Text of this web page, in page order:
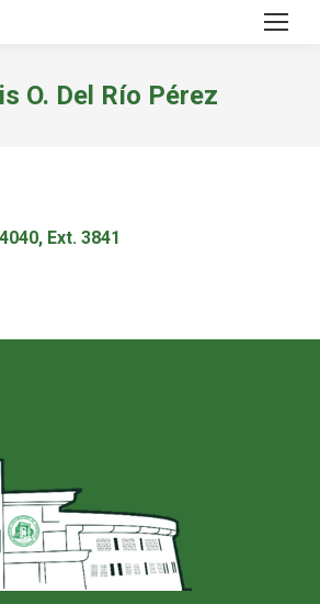
O. Del Río Pérez
Ext. 3841